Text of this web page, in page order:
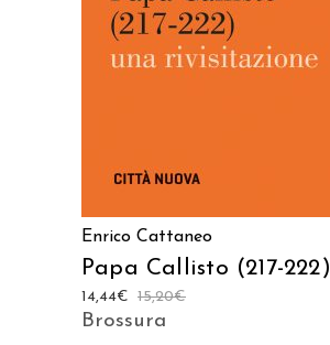
Enrico Cattaneo
Papa Callisto (217-222)
15,20€
14,44€
Brossura